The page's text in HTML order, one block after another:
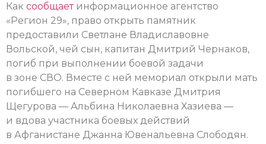
Как сообщаетинформационное агентство
«Регион 29», право открыть памятник
предоставили Светлане Владиславовне
Вольской, чей сын, капитан Дмитрий Чернаков,
погиб при выполнении боевой задачи
в зоне СВО. Вместе с ней мемориал открыли мать
погибшего на Северном Кавказе Дмитрия
Щегурова — Альбина Николаевна Хазиева —
и вдова участника боевых действий
в Афганистане Джанна Ювенальевна Слободян.